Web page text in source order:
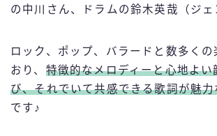
の中川さん、ドラムの鈴木英哉（ジェ
ロック、ポップ、バラードと数多くの
おり、 特徴的なメロディーと心地よい
び、それでいて共感できる歌詞が魅
です♪